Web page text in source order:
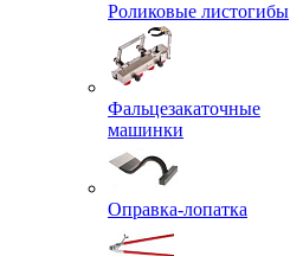
Роликовые листогибы
Фальцезакаточные
машинки
Оправка-лопатка